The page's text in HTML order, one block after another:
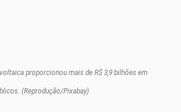
proporcionou mais de R$ 3,9 bilhões em
(Reprodução/Pixabay)